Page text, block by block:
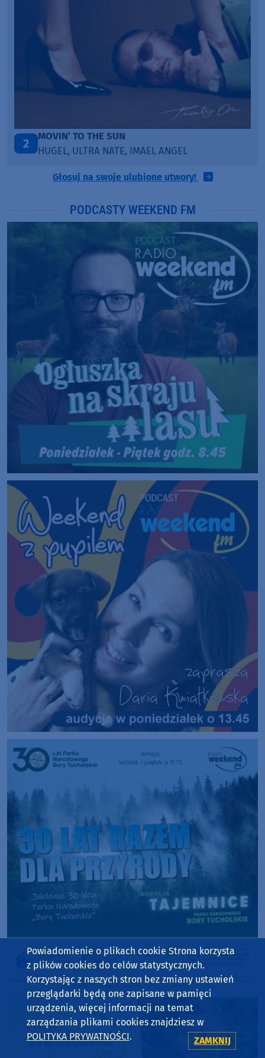
3
ITEPE ITEDE
SANAH
Głosuj na swoje ulubione utwory!
PODCASTY WEEKEND FM
Powiadomienie o plikach cookie Strona korzysta
z plików cookies do celów statystycznych.
Korzystając z naszych stron bez zmiany ustawień
przeglądarki będą one zapisane w pamięci
urządzenia, więcej informacji na temat
zarządzania plikami cookies znajdziesz w
POLITYKA PRYWATNOŚCI. ZAMKNIJ